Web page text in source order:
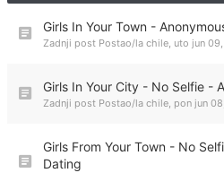
Girls In Your Town -
Zadnji post Postao/la chile, uto jun
Girls In Your City - No Selfie -
Zadnji post Postao/la chile, pon jun
Girls From Your Town - No
Dating